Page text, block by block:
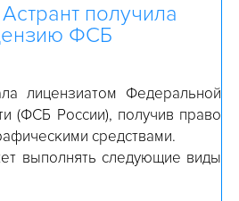
К ГИС РСМЭВ, ПГС, ИСОГД
К ГИС КОНТИНГЕНТ-РЕГИОН
ГИС ЭЛЕКТРОННАЯ ПУТЕВКА
ЗАЩИТЫ ИНФОРМАЦИИ
НАМ
получила
ФСБ
лицензиатом Федеральной
(ФСБ России), получив право
средствами.
выполнять следующие виды